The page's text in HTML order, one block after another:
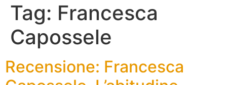
Tag: Francesca
Capossele
Recensione: Francesca